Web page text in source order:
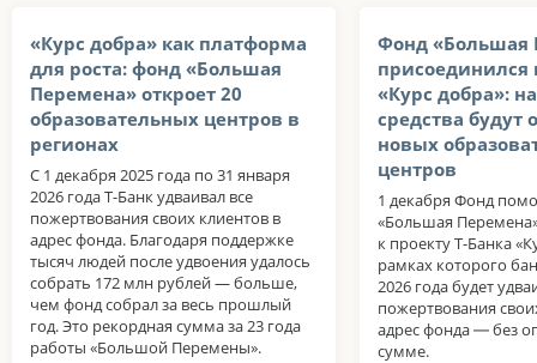
«Курс добра» как платформа
для роста: фонд «Большая
Перемена» откроет 20
образовательных центров в
регионах
С 1 декабря 2025 года по 31 января
2026 года Т-Банк удваивал все
пожертвования своих клиентов в
адрес фонда. Благодаря поддержке
тысяч людей после удвоения удалось
собрать 172 млн рублей — больше,
чем фонд собрал за весь прошлый
год. Это рекордная сумма за 23 года
работы «Большой Перемены».
Фонд «Большая
присоединился
«Курс добра»:
средства будут
новых
центров
1 декабря Фонд
«Большая
к проекту Т-Банка
рамках которого
2026 года будет
пожертвования
адрес фонда ― без
сумме.